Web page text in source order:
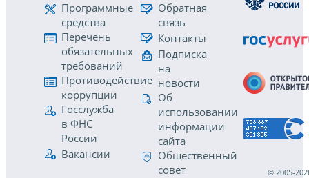
Программные
средства
Перечень
обязательных
требований
Противодействие
коррупции
Госслужба
в ФНС
России
Вакансии
Обратная
связь
Контакты
Подписка
на
новости
Об
использовании
информации
сайта
Общественный
совет
© 2005-